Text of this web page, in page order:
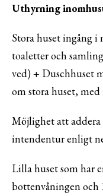
Uthyrning
Stora huset ingång
toaletter och
ved) + Duschhuset
om stora huset, med
Möjlighet att
intendentur enligt
Lilla huset som har
bottenvåningen och